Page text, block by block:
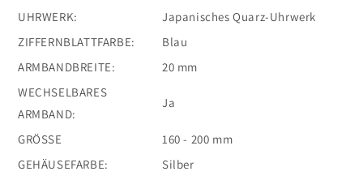
UHRWERK:
Japanisches Quarz-Uhrwerk
ZIFFERNBLATTFARBE:
Blau
ARMBANDBREITE:
20 mm
WECHSELBARES
ARMBAND:
Ja
GRÖSSE
160 - 200 mm
GEHÄUSEFARBE:
Silber